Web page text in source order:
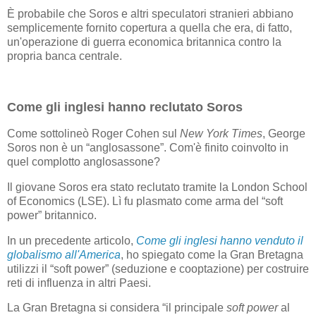
È probabile che Soros e altri speculatori stranieri abbiano
semplicemente fornito copertura a quella che era, di fatto,
un'operazione di guerra economica britannica contro la
propria banca centrale.
Come gli inglesi hanno reclutato Soros
Come sottolineò Roger Cohen sul New York Times, George
Soros non è un “anglosassone”. Com'è finito coinvolto in
quel complotto anglosassone?
Il giovane Soros era stato reclutato tramite la London School
of Economics (LSE). Lì fu plasmato come arma del “soft
power” britannico.
In un precedente articolo, Come gli inglesi hanno venduto il
globalismo all'America, ho spiegato come la Gran Bretagna
utilizzi il “soft power” (seduzione e cooptazione) per costruire
reti di influenza in altri Paesi.
La Gran Bretagna si considera “il principale soft poweral